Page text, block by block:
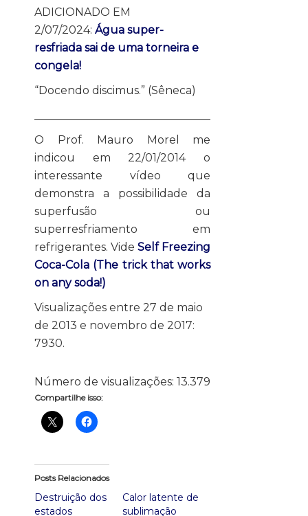
ADICIONADO EM
2/07/2024: Água super-
resfriada sai de uma torneira e
congela!
“Docendo discimus.” (Sêneca)
O Prof. Mauro Morel me
indicou em 22/01/2014 o
interessante vídeo que
demonstra a possibilidade da
superfusão ou
superresfriamento em
refrigerantes. Vide Self Freezing
Coca-Cola (The trick that works
on any soda!)
Visualizações entre 27 de maio
de 2013 e novembro de 2017:
7930.
Número de visualizações: 13.379
Compartilhe isso:
Posts Relacionados
Destruição dos
estados
Calor latente de
sublimação